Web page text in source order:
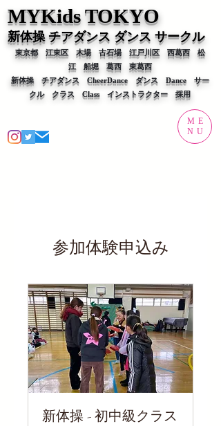
MYKids TOKYO
新体操 チアダンス ダンス サークル
東京都 江東区 木場 古石場 江戸川区 西葛西 松
江 船堀 葛西 東葛西
新体操 チアダンス CheerDance ダンス Dance サー
クルクラス Class​ ​インストラクター 採用
ME
NU
参加体験申込み
新体操 - 初中級クラス